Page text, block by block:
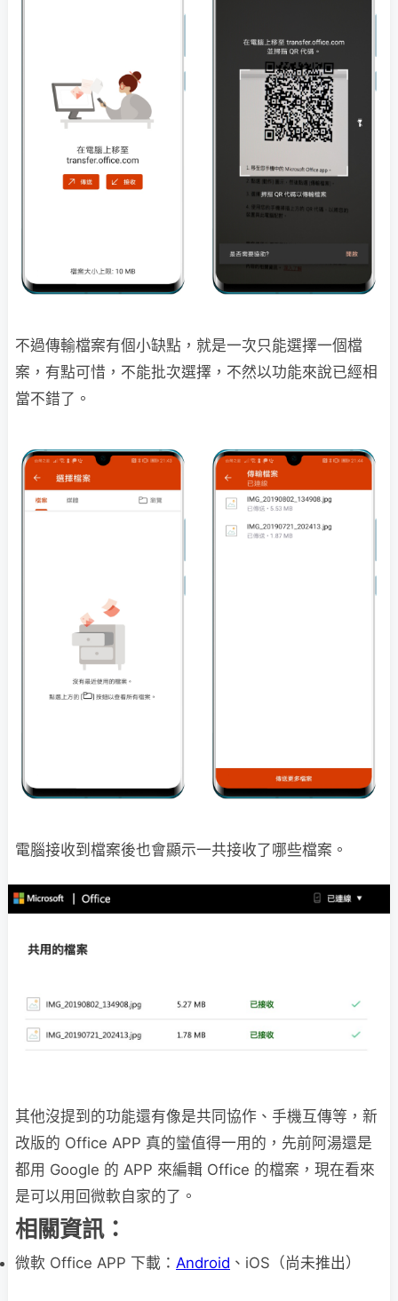
不過傳輸檔案有個小缺點，就是一次只能選擇一個檔
案，有點可惜，不能批次選擇，不然以功能來說已經相
當不錯了。
電腦接收到檔案後也會顯示一共接收了哪些檔案。
其他沒提到的功能還有像是共同協作、手機互傳等，新
改版的 Office APP 真的蠻值得一用的，先前阿湯還是
都用 Google 的 APP 來編輯 Office 的檔案，現在看來
是可以用回微軟自家的了。
相關資訊：
微軟 Office APP 下載： Android 、iOS（尚未推出）